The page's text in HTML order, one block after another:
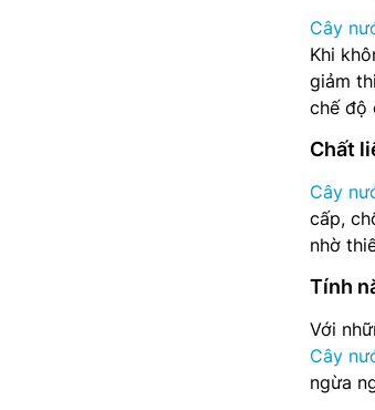
Cây
Khi
giảm
chế độ
Chất
Cây
cấp,
nhờ
Tính
Với
Cây
ngừa